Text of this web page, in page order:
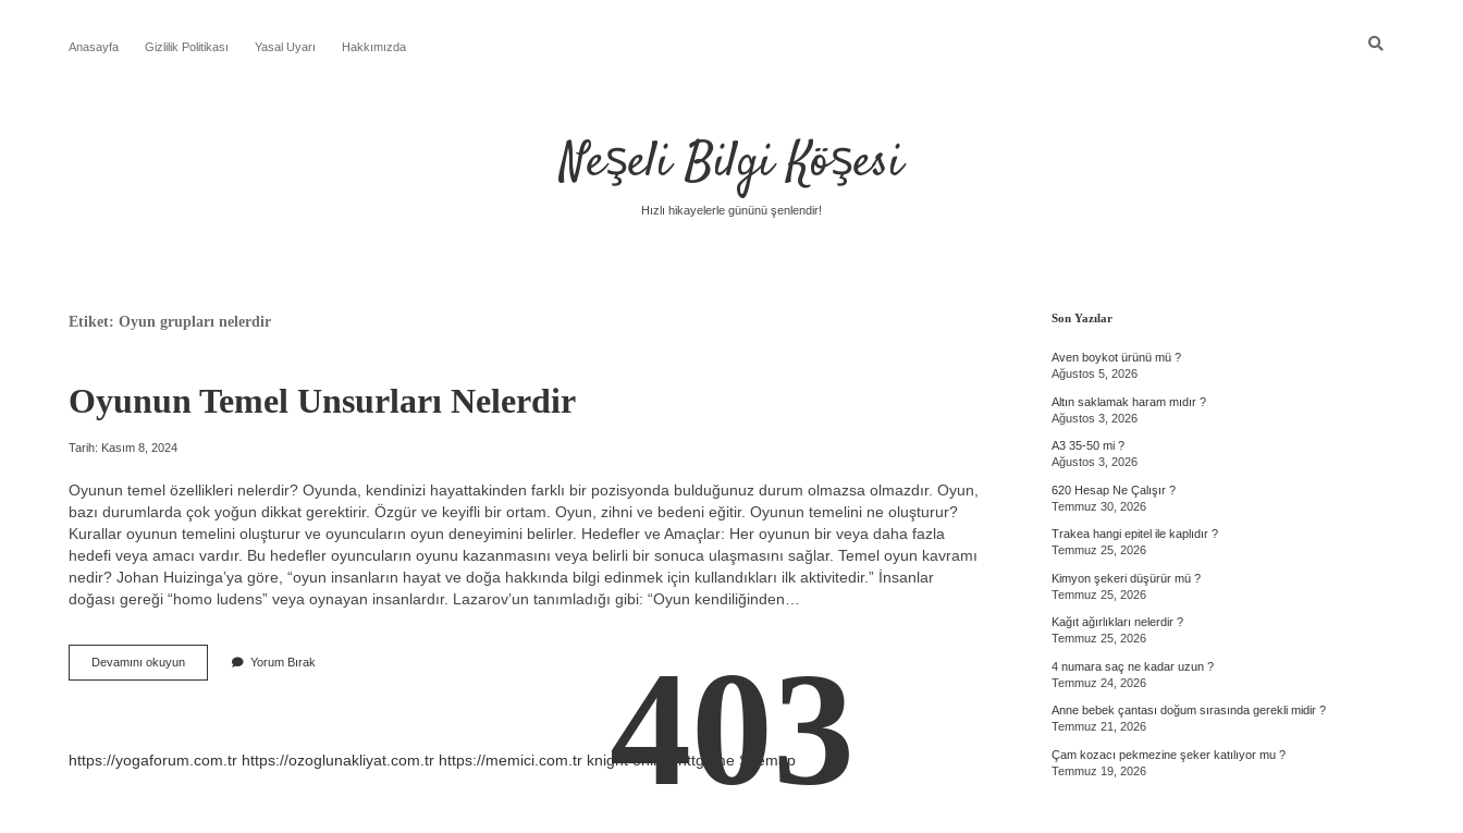
Anasayfa Gizlilik Politikası Yasal Uyarı Hakkımızda
Neşeli Bilgi Köşesi
Hızlı hikayelerle gününü şenlendir!
Etiket: Oyun grupları nelerdir
Oyunun Temel Unsurları Nelerdir
Tarih: Kasım 8, 2024
Oyunun temel özellikleri nelerdir? Oyunda, kendinizi hayattakinden farklı bir pozisyonda bulduğunuz durum olmazsa olmazdır. Oyun,
bazı durumlarda çok yoğun dikkat gerektirir. Özgür ve keyifli bir ortam. Oyun, zihni ve bedeni eğitir. Oyunun temelini ne oluşturur?
Kurallar oyunun temelini oluşturur ve oyuncuların oyun deneyimini belirler. Hedefler ve Amaçlar: Her oyunun bir veya daha fazla
hedefi veya amacı vardır. Bu hedefler oyuncuların oyunu kazanmasını veya belirli bir sonuca ulaşmasını sağlar. Temel oyun kavramı
nedir? Johan Huizinga’ya göre, “oyun insanların hayat ve doğa hakkında bilgi edinmek için kullandıkları ilk aktivitedir.” İnsanlar
doğası gereği “homo ludens” veya oynayan insanlardır. Lazarov’un tanımladığı gibi: “Oyun kendiliğinden…
Devamını okuyunOyunun
Temel
Yorum Bırak
https://yogaforum.com.tr https://ozoglunakliyat.com.tr https://memici.com.tr knight online nttgame Sitemap
Sidebar
Son Yazılar
Aven boykot ürünü mü ?
Ağustos 5, 2026
Altın saklamak haram mıdır ?
Ağustos 3, 2026
A3 35-50 mi ?
Ağustos 3, 2026
620 Hesap Ne Çalışır ?
Temmuz 30, 2026
Trakea hangi epitel ile kaplıdır ?
Temmuz 25, 2026
Kimyon şekeri düşürür mü ?
Temmuz 25, 2026
Kağıt ağırlıkları nelerdir ?
Temmuz 25, 2026
4 numara saç ne kadar uzun ?
Temmuz 24, 2026
Anne bebek çantası doğum sırasında gerekli midir ?
Temmuz 21, 2026
Çam kozacı pekmezine şeker katılıyor mu ?
Temmuz 19, 2026
403